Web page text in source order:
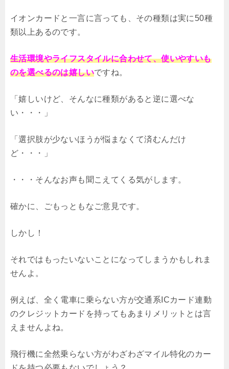
イオンカードと一言に言っても、その種類は実に50種
類以上あるのです。
生活環境やライフスタイルに合わせて、使いやすいも
のを選べるのは嬉しいですね。
「嬉しいけど、そんなに種類があると逆に選べな
い・・・」
「選択肢が少ないほうが悩まなくて済むんだけ
ど・・・」
・・・そんなお声も聞こえてくる気がします。
確かに、ごもっともなご意見です。
しかし！
それではもったいないことになってしまうかもしれま
せんよ。
例えば、全く電車に乗らない方が交通系ICカード連動
のクレジットカードを持ってもあまりメリットとは言
えませんよね。
飛行機に全然乗らない方がわざわざマイル特化のカー